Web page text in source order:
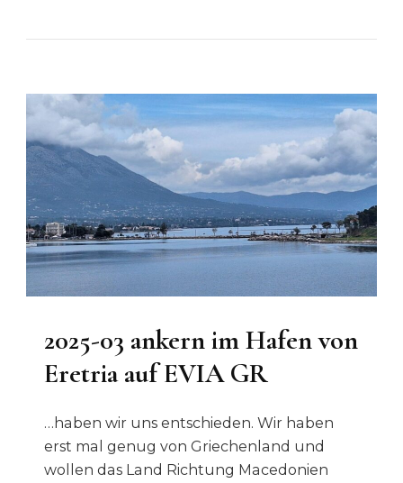
2025-03 ankern im Hafen von
Eretria auf EVIA GR
…haben wir uns entschieden. Wir haben
erst mal genug von Griechenland und
wollen das Land Richtung Macedonien